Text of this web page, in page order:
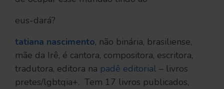
eus-dará?
tatiana nascimento, não binária, brasiliense,
mãe da Irê, é cantora, compositora, escritora,
tradutora, editora na padê editorial – livros
pretes/lgbtqia+. Tem 17 livros publicados,